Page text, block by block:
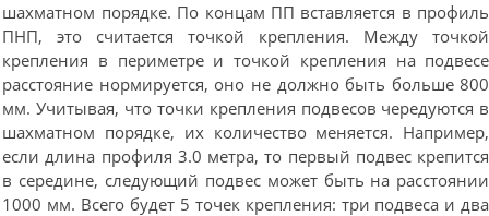
шахматном порядке. По концам ПП вставляется в профиль
ПНП, это считается точкой крепления. Между точкой
крепления в периметре и точкой крепления на подвесе
расстояние нормируется, оно не должно быть больше 800
мм. Учитывая, что точки крепления подвесов чередуются в
шахматном порядке, их количество меняется. Например,
если длина профиля 3.0 метра, то первый подвес крепится
в середине, следующий подвес может быть на расстоянии
1000 мм. Всего будет 5 точек крепления: три подвеса и два